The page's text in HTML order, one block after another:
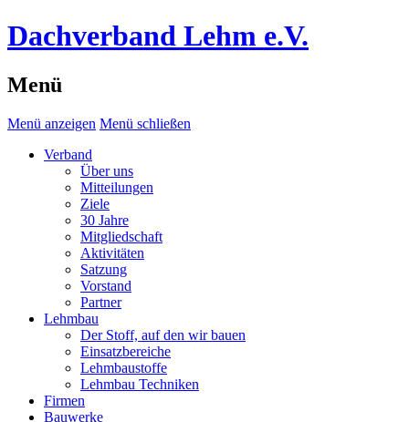
Dachverband Lehm e.V.
Menü
Menü anzeigen Menü schließen
Verband
Über uns
Mitteilungen
Ziele
30 Jahre
Mitgliedschaft
Aktivitäten
Satzung
Vorstand
Partner
Lehmbau
Der Stoff, auf den wir bauen
Einsatzbereiche
Lehmbaustoffe
Lehmbau Techniken
Firmen
Bauwerke